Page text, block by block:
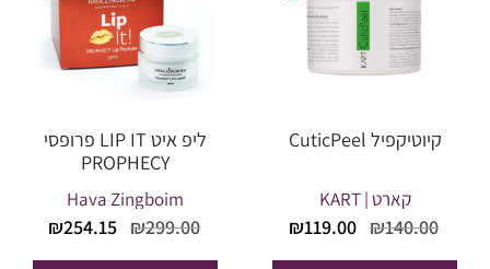
קיוטיקפיל CuticPeel
קארט | KART
₪140.00
המחיר₪119.00
ליפ איט LIP IT פרופסי
PROPHECY
Hava Zingboim
₪299.00
המחיר₪254.15